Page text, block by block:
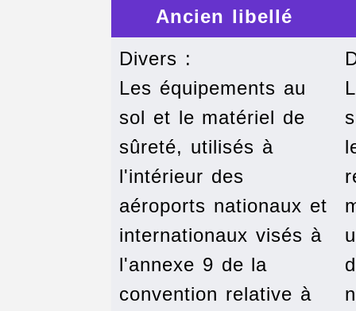
Ancien libellé
Divers :
Les équipements au
sol et le matériel de
sûreté, utilisés à
l'intérieur des
aéroports nationaux et
internationaux visés à
l'annexe 9 de la
convention relative à